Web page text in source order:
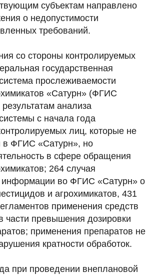
субъектам направлено
о недопустимости
требований.
со стороны контролируемых
государственная
прослеживаемости
«Сатурн» (ФГИС
анализа
с начала года
лиц, которые не
в ФГИС «Сатурн», но
в сфере обращения
264 случая
информации во ФГИС «Сатурн» о
и агрохимикатов, 431
применения средств
части превышения дозировки
применения препаратов не
кратности обработок.
при проведении внеплановой